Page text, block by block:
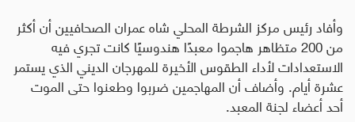
وأفاد رئيس مركز الشرطة المحلي شاه عمران الصحافيين أن أكثر
من 200 متظاهر هاجموا معبدًا هندوسيًا كانت تجري فيه
الاستعدادات لأداء الطقوس الأخيرة للمهرجان الديني الذي يستمر
عشرة أيام. وأضاف أن المهاجمين ضربوا وطعنوا حتى الموت
أحد أعضاء لجنة المعبد.